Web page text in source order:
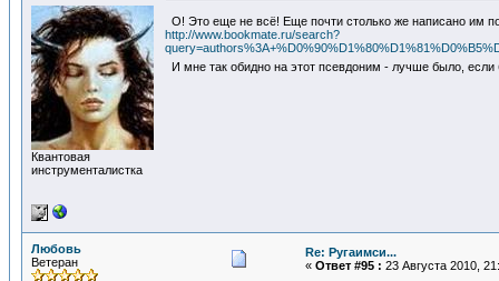
Квантовая
инструменталистка
О! Это еще не всё! Еще почти столько же написано им
http://www.bookmate.ru/search?
И мне так обидно на этот псевдоним - лучше было,
Любовь
Ветеран
Re: Ругаимси...
« Ответ #95 : 23 Августа 2010,